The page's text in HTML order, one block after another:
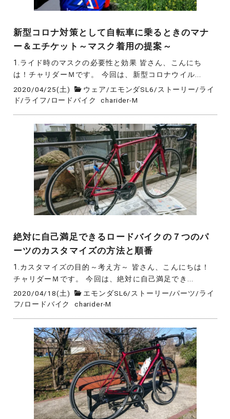
新型コロナ対策として自転車に乗るときのマナ
ー＆エチケット～マスク着用の提案～
1.ライド時のマスクの必要性と効果 皆さん、こんにち
は！チャリダーＭです。 今回は、新型コロナウイル...
2020/04/25(土) ウェア/エモンダSL6/ ストーリー/ライ
ド/ライフ/ ロードバイク charider-M
絶対に自己満足できるロードバイクの７つのパ
ーツのカスタマイズの方法と順番
1.カスタマイズの目的～考え方～ 皆さん、こんにちは！
チャリダーＭです。 今回は、絶対に自己満足でき...
2020/04/18(土) エモンダSL6/ストーリー/パーツ/ライ
フ/ ロードバイク charider-M